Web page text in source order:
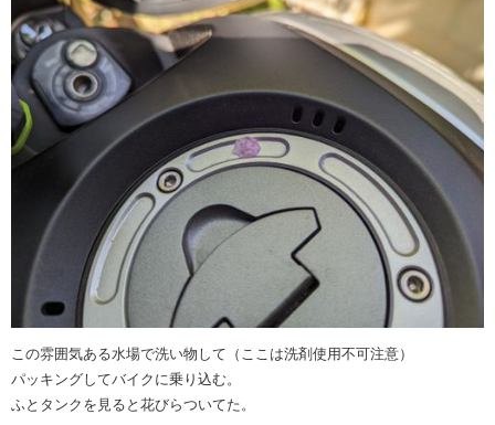
この雰囲気ある水場で洗い物して（ここは洗剤使用不可注意）
パッキングしてバイクに乗り込む。
ふとタンクを見ると花びらついてた。